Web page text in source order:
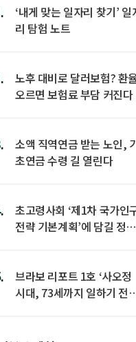
‘내게 맞는 일자리 찾기’ 일
리 탐험 노트
노후 대비로 달러보험? 환
오르면 보험료 부담 커진다
소액 직역연금 받는 노인,
초연금 수령 길 열린다
초고령사회 ‘제1차 국가인
전략 기본계획’에 담길 정책
브라보 리포트 1호 ‘사오정
시대, 73세까지 일하기 전략